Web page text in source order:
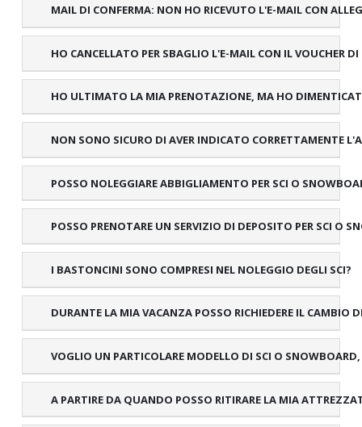
MAIL DI CONFERMA: NON HO RICEVUTO L'E-MAIL CON
HO CANCELLATO PER SBAGLIO L'E-MAIL CON IL VOUCHER
HO ULTIMATO LA MIA PRENOTAZIONE, MA HO
NON SONO SICURO DI AVER INDICATO CORRETTAMENTE
POSSO NOLEGGIARE ABBIGLIAMENTO PER SCI O
POSSO PRENOTARE UN SERVIZIO DI DEPOSITO PER SCI O
I BASTONCINI SONO COMPRESI NEL NOLEGGIO DEGLI SCI?
DURANTE LA MIA VACANZA POSSO RICHIEDERE IL CAMBIO
VOGLIO UN PARTICOLARE MODELLO DI SCI O
A PARTIRE DA QUANDO POSSO RITIRARE LA MIA